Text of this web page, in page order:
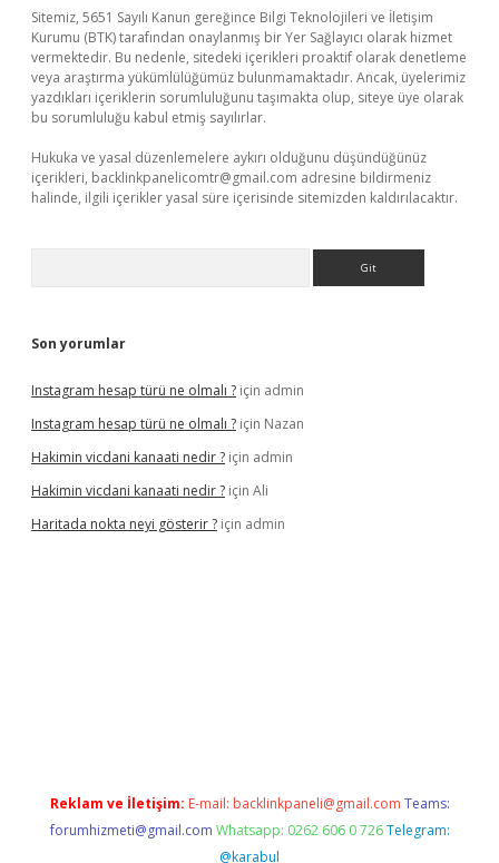
Sitemiz, 5651 Sayılı Kanun gereğince Bilgi Teknolojileri ve İletişim
Kurumu (BTK) tarafından onaylanmış bir Yer Sağlayıcı olarak hizmet
vermektedir. Bu nedenle, sitedeki içerikleri proaktif olarak denetleme
veya araştırma yükümlülüğümüz bulunmamaktadır. Ancak, üyelerimiz
yazdıkları içeriklerin sorumluluğunu taşımakta olup, siteye üye olarak
bu sorumluluğu kabul etmiş sayılırlar.
Hukuka ve yasal düzenlemelere aykırı olduğunu düşündüğünüz
içerikleri, backlinkpanelicomtr@gmail.com adresine bildirmeniz
halinde, ilgili içerikler yasal süre içerisinde sitemizden kaldırılacaktır.
Son yorumlar
Instagram hesap türü ne olmalı ? için admin
Instagram hesap türü ne olmalı ? için Nazan
Hakimin vicdani kanaati nedir ? için admin
Hakimin vicdani kanaati nedir ? için Ali
Haritada nokta neyi gösterir ? için admin
Reklam ve İletişim: E-mail: backlinkpaneli@gmail.com Teams:
forumhizmeti@gmail.com Whatsapp: 0262 606 0 726 Telegram:
@karabul